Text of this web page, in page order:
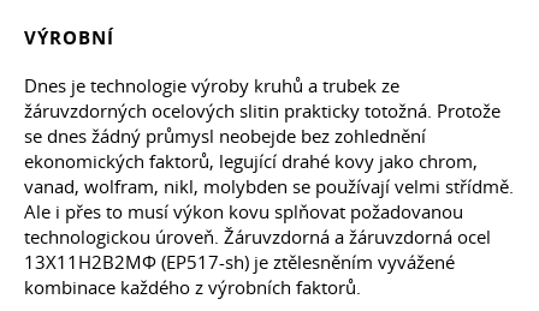
VÝROBNÍ
Dnes je technologie výroby kruhů a trubek ze
žáruvzdorných ocelových slitin prakticky totožná. Protože
se dnes žádný průmysl neobejde bez zohlednění
ekonomických faktorů, legující drahé kovy jako chrom,
vanad, wolfram, nikl, molybden se používají velmi střídmě.
Ale i přes to musí výkon kovu splňovat požadovanou
technologickou úroveň. Žáruvzdorná a žáruvzdorná ocel
13Х11Н2В2МФ (EP517-sh) je ztělesněním vyvážené
kombinace každého z výrobních faktorů.